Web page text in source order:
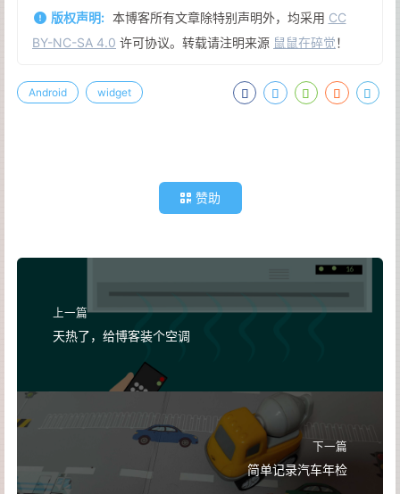
版权声明: 本博客所有文章除特别声明外，均采用 CC
BY-NC-SA 4.0 许可协议。转载请注明来源 鼠鼠在碎觉！
Android widget
赞助
上一篇
天热了，给博客装个空调
下一篇
简单记录汽车年检